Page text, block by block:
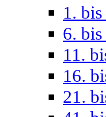
1.
6.
11.
16.
21.